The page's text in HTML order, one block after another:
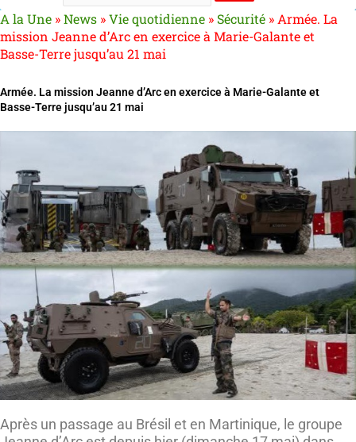
A la Une »News »Vie quotidienne »Sécurité »Armée. La
mission Jeanne d’Arc en exercice à Marie-Galante et
Basse-Terre jusqu’au 21 mai
Armée. La mission Jeanne d’Arc en exercice à Marie-Galante et
Basse-Terre jusqu’au 21 mai
Après un passage au Brésil et en Martinique, le groupe